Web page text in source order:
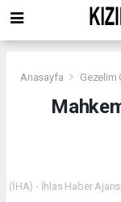
Anasayfa Gezelim
(İHA) - İhlas Haber